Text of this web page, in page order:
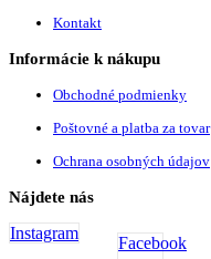
Kontakt
Informácie k nákupu
Obchodné podmienky
Poštovné a platba za tovar
Ochrana osobných údajov
Nájdete nás
Facebook
Instagram